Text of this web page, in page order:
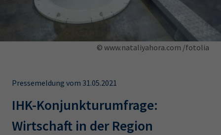
Leichte Sprache
IHK regional
EN
AdA
Prüfungstermine
Wirtschaftsfachwirt
34f
Negativerklärung
Sachkundeprüfung
Berichtsheft
AEVO
© www.nataliyahora.com /fotolia
Pressemeldung vom 31.05.2021
IHK-Konjunkturumfrage:
Wirtschaft in der Region